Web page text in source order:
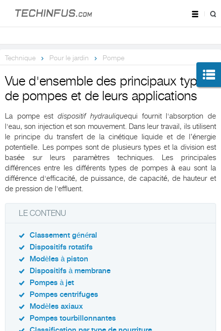
Technique Pour le jardin Pompe
Vue d'ensemble des principaux types
de pompes et de leurs applications
La pompe estdispositif hydrauliquequi fournit l'absorption de
l'eau, son injection et son mouvement. Dans leur travail, ils utilisent
le principe du transfert de la cinétique liquide et de l’énergie
potentielle. Les pompes sont de plusieurs types et la division est
basée sur leurs paramètres techniques. Les principales
différences entre les différents types de pompes à eau sont la
différence d'efficacité, de puissance, de capacité, de hauteur et
de pression de l'effluent.
LE CONTENU
Classement général
Dispositifs rotatifs
Modèles à piston
Dispositifs à membrane
Pompes à jet
Pompes centrifuges
Modèles axiaux
Pompes tourbillonnantes